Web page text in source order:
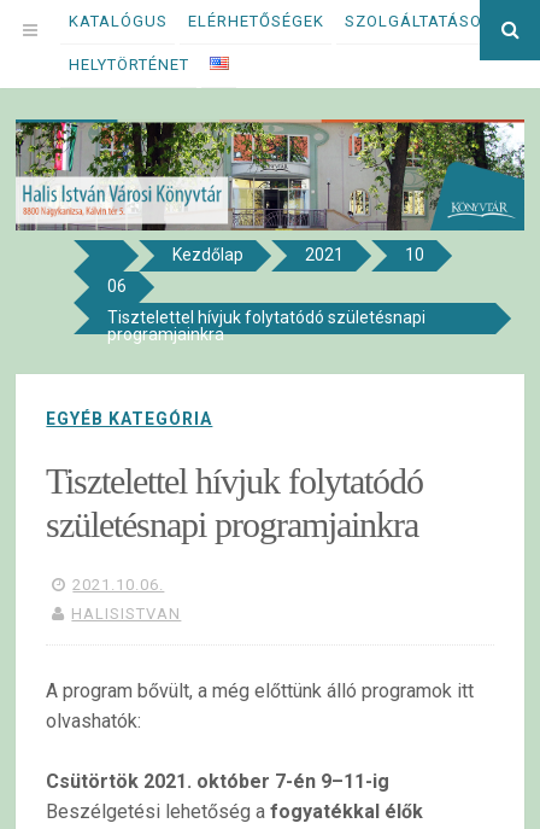
Megszakítás
OPEN
MENU
KATALÓGUS ELÉRHETŐSÉGEK SZOLGÁLTATÁSOK
HELYTÖRTÉNET
Halis István Városi Könyvtár
8800 NAGYKANIZSA, KÁLVIN TÉR 5.
Kezdőlap 2021
10
06
Tisztelettel hívjuk folytatódó születésnapi
programjainkra
EGYÉB KATEGÓRIA
Tisztelettel hívjuk folytatódó
születésnapi programjainkra
2021.10.06.
HALISISTVAN
A program bővült, a még előttünk álló programok itt
olvashatók:
Csütörtök 2021. október 7-én 9–11-ig
Beszélgetési lehetőség afogyatékkal élők